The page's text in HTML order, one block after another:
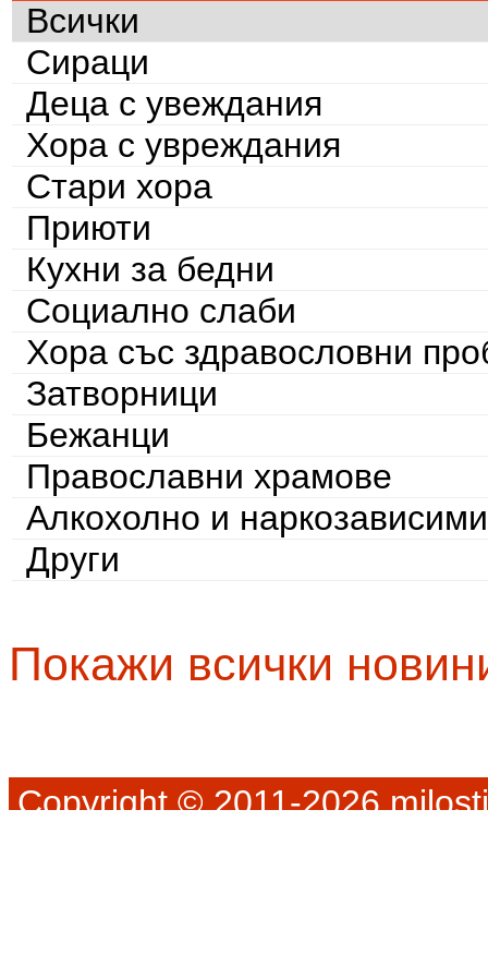
Всички
Сираци
Деца с увеждания
Хора с увреждания
Стари хора
Приюти
Кухни за бедни
Социално слаби
Хора със здравословни
Затворници
Бежанци
Православни храмове
Алкохолно и наркозависими
Други
Покажи всички
Copyright © 2011-2026